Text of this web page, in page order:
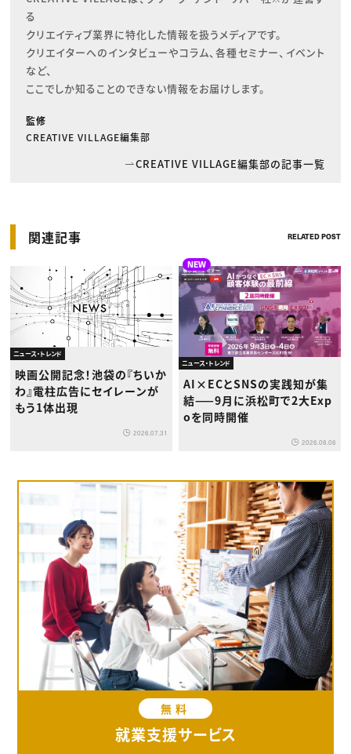
る
クリエイティブ業界に特化した情報を扱うメディアです。
クリエイターへのインタビューやコラム、各種セミナー、イベント
など、
ここでしか知ることのできない情報をお届けします。
監修
CREATIVE VILLAGE編集部
CREATIVE VILLAGE編集部の記事一覧
関連記事 RELATED POST
ニュース・トレンド
映画公開記念！池袋の『ちいか
わ』電柱広告にセイレーンが
もう1体出現
2026.07.31
NEW
ニュース・トレンド
AI×ECとSNSの実践知が集
結——9月に浜松町で2大Exp
oを同時開催
2026.08.06
無料
就業支援サービス